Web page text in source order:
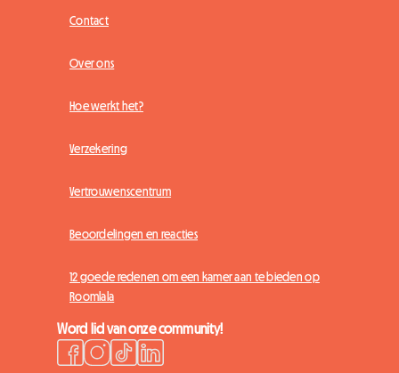
Contact
Over ons
Hoe werkt het?
Verzekering
Vertrouwenscentrum
Beoordelingen en reacties
12 goede redenen om een kamer aan te bieden op
Roomlala
Word lid van onze community!